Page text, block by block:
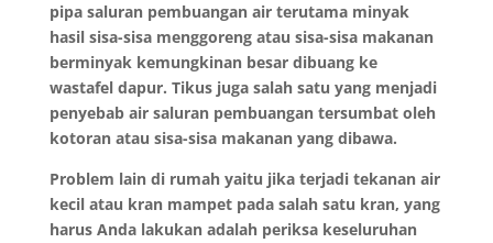
pipa saluran pembuangan air terutama minyak
hasil sisa-sisa menggoreng atau sisa-sisa makanan
berminyak kemungkinan besar dibuang ke
wastafel dapur. Tikus juga salah satu yang menjadi
penyebab air saluran pembuangan tersumbat oleh
kotoran atau sisa-sisa makanan yang dibawa.
Problem lain di rumah yaitu jika terjadi tekanan air
kecil atau kran mampet pada salah satu kran, yang
harus Anda lakukan adalah periksa keseluruhan